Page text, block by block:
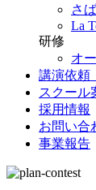
さ
La
研修
オ
講演依頼
スクール
採用情報
お問い合
事業報告